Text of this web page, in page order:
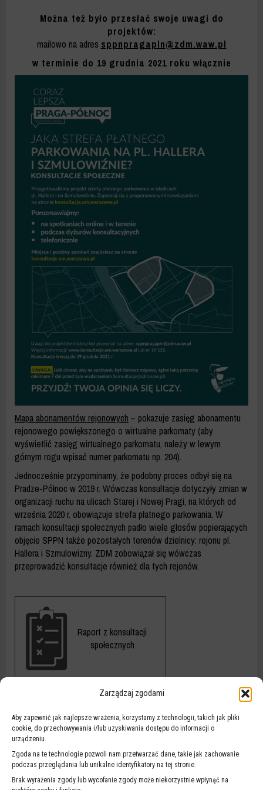
Zarządzaj zgodami
Aby zapewnić jak najlepsze wrażenia, korzystamy z technologii, takich jak pliki
cookie, do przechowywania i/lub uzyskiwania dostępu do informacji o
urządzeniu.
Zgoda na te technologie pozwoli nam przetwarzać dane, takie jak zachowanie
podczas przeglądania lub unikalne identyfikatory na tej stronie.
Brak wyrażenia zgody lub wycofanie zgody może niekorzystnie wpłynąć na
Można też było przesłać swoje uwagi do
projektów:
mailowo na adres sppnpragapln@zdm.waw.pl
w terminie do 19 grudnia 2021 roku włącznie
Mapa abonamentów rejonowych – pokazuje zasięg abonamentu
rejonowego powiększonego o wirtualne parkomaty (aby
wyświetlić zasięg wirtualnego parkomatu, należy w lewym
górnym rogu wpisać numer parkomatu np. 204).
Jednocześnie przypominamy, że podobny proces odbył się na
Pradze-Północ w 2019 r. Wówczas konsultacje dotyczyły zmian w
organizacji ruchu na ulicach Starej i Nowej Pragi, na których od
września 2020 r. obowiązuje strefa płatnego parkowania. W
ramach konsultacji społecznych padło wiele głosów popierających
objęcie SPPN także pozostałych terenów dzielnicy: rejonu pl.
Hallera i Szmulowizny. ZDM zobowiązał się wówczas
przeprowadzić konsultacje również dla tych rejonów.
konsultacji
społecznych
Raport z konsultacji
społecznych
Zestawienie
wiadomości
e-
mail
pism
wiadomości e-mail i
pism przekazanych
oraz pytań
poruszonych podczas
spotkań on-line